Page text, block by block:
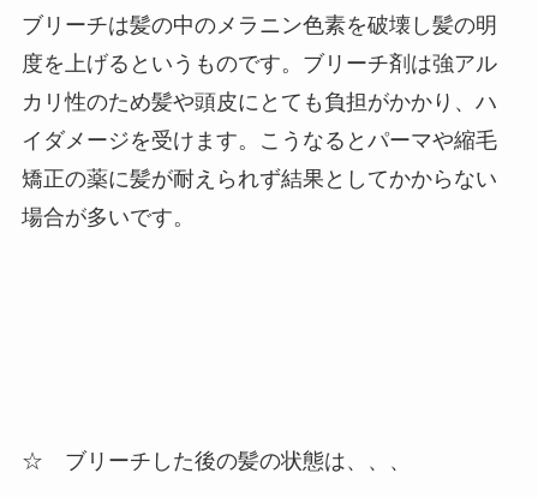
ブリーチは髪の中のメラニン色素を破壊し髪の明
度を上げるというものです。ブリーチ剤は強アル
カリ性のため髪や頭皮にとても負担がかかり、ハ
イダメージを受けます。こうなるとパーマや縮毛
矯正の薬に髪が耐えられず結果としてかからない
場合が多いです。
☆ ブリーチした後の髪の状態は、、、